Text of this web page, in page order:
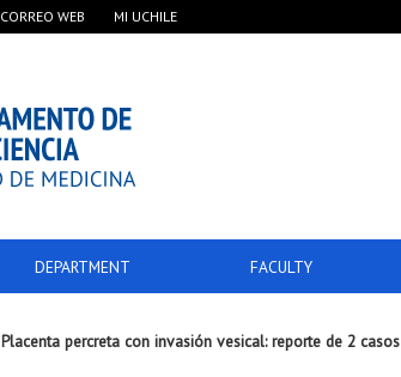
CORREO WEB MI UCHILE
DEPARTMENT FACULTY
Placenta percreta con invasión vesical: reporte de 2 casos